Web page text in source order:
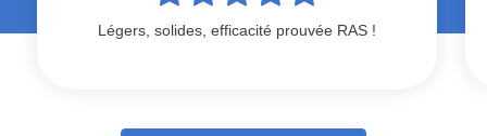
Légers, solides, efficacité prouvée RAS !